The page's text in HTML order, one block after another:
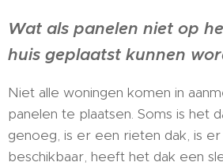
Wat als panelen niet op
huis geplaatst kunnen
Niet alle woningen komen in
panelen te plaatsen. Soms is het
genoeg, is er een rieten dak, is
beschikbaar, heeft het dak een